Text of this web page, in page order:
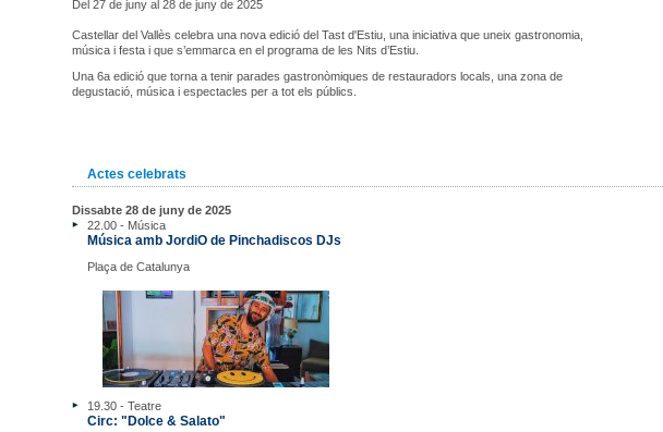
Del 27 de juny al 28 de juny de 2025
Castellar del Vallès celebra una nova edició del Tast d'Estiu, una iniciativa que uneix gastronomia,
música i festa i que s’emmarca en el programa de les Nits d’Estiu.
Una 6a edició que torna a tenir parades gastronòmiques de restauradors locals, una zona de
degustació, música i espectacles per a tot els públics.
Actes celebrats
Dissabte 28 de juny de 2025
22.00 - Música
Música amb JordiO de Pinchadiscos DJs
Plaça de Catalunya
19.30 - Teatre
Circ: "Dolce & Salato"